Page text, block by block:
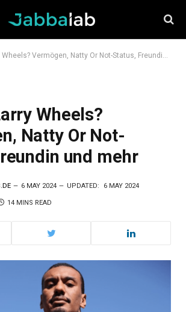
Vermögen, Natty Or Not-Status, Freundin und mehr
Wheels?
Natty Or Not-
und mehr
6 MAY 2024 UPDATED: 6 MAY 2024
14 MINS READ